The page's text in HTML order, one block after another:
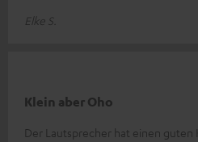
Elke S.
Klein aber Oho
Der Lautsprecher hat einen guten